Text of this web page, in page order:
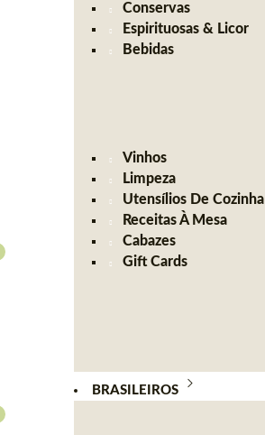
Conservas
Espirituosas & Licor
Bebidas
Vinhos
Limpeza
Utensílios De Cozinha
Receitas À Mesa
Cabazes
Gift Cards
BRASILEIROS